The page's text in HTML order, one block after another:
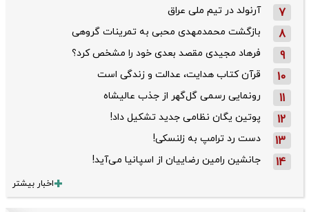
7 آرنولد در تیم ملی عراق
8 بازگشت محمدمهدی محبی به تمرینات گروهی
9 فرهاد مجیدی مقصد بعدی خود را مشخص کرد؟
10 قرآن کتاب هدایت، عدالت و زندگی است
11 رونمایی رسمی گل‌گهر از جذب عالیشاه
12 پوتین یگان نظامی جدید تشکیل داد!
13 دست رد ترامپ به زلنسکی!
14 جانشین رامین رضاییان از اسپانیا می‌آید!
اخبار بیشتر